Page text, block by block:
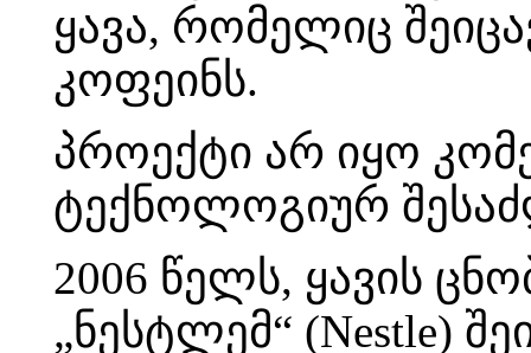
ყავა, რომელიც
კოფეინს.
პროექტი არ იყო
ტექნოლოგიურ
2006 წელს, ყავის
„ნესტლემ“ (Nestle)